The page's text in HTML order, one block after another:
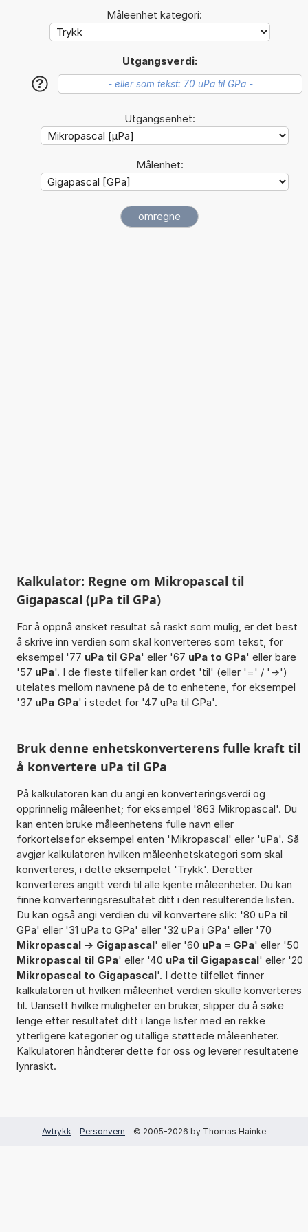
Måleenhet kategori:
Utgangsverdi:
?
Utgangsenhet:
Målenhet:
Kalkulator: Regne om Mikropascal til
Gigapascal (µPa til GPa)
For å oppnå ønsket resultat så raskt som mulig, er det best
å skrive inn verdien som skal konverteres som tekst, for
eksempel '77 uPa til GPa' eller '67 uPa to GPa' eller bare
'57 uPa'. I de fleste tilfeller kan ordet 'til' (eller '=' / '->')
utelates mellom navnene på de to enhetene, for eksempel
'37 uPa GPa' i stedet for '47 uPa til GPa'.
Bruk denne enhetskonverterens fulle kraft til
å konvertere uPa til GPa
På kalkulatoren kan du angi en konverteringsverdi og
opprinnelig måleenhet; for eksempel '863 Mikropascal'. Du
kan enten bruke måleenhetens fulle navn eller
forkortelsefor eksempel enten 'Mikropascal' eller 'uPa'. Så
avgjør kalkulatoren hvilken måleenhetskategori som skal
konverteres, i dette eksempelet 'Trykk'. Deretter
konverteres angitt verdi til alle kjente måleenheter. Du kan
finne konverteringsresultatet ditt i den resulterende listen.
Du kan også angi verdien du vil konvertere slik: '80 uPa til
GPa' eller '31 uPa to GPa' eller '32 uPa i GPa' eller '70
Mikropascal -> Gigapascal' eller '60 uPa = GPa' eller '50
Mikropascal til GPa' eller '40 uPa til Gigapascal' eller '20
Mikropascal to Gigapascal'. I dette tilfellet finner
kalkulatoren ut hvilken måleenhet verdien skulle konverteres
til. Uansett hvilke muligheter en bruker, slipper du å søke
lenge etter resultatet ditt i lange lister med en rekke
ytterligere kategorier og utallige støttede måleenheter.
Kalkulatoren håndterer dette for oss og leverer resultatene
lynraskt.
Avtrykk - Personvern - © 2005-2026 by Thomas Hainke